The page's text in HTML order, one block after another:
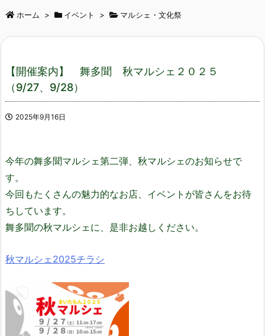
ホーム > イベント > マルシェ・文化祭
【開催案内】 舞多聞 秋マルシェ２０２５
（9/27、9/28）
2025年9月16日
今年の舞多聞マルシェ第二弾、秋マルシェのお知らせで
す。
今回もたくさんの魅力的なお店、イベントが皆さんをお待
ちしています。
舞多聞の秋マルシェに、是非お越しください。
秋マルシェ2025チラシ